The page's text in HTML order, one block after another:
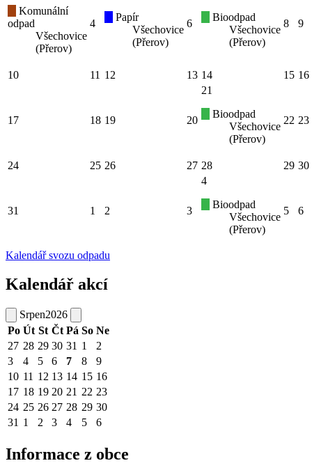
Komunální
odpad
Všechovice
(Přerov)
4
Papír
Všechovice
(Přerov)
6
Bioodpad
Všechovice
(Přerov)
8 9
10 11 12 13 14 15 16
17 18 19 20
21
Bioodpad
Všechovice
(Přerov)
22 23
24 25 26 27 28 29 30
31 1 2 3
4
Bioodpad
Všechovice
(Přerov)
5 6
Kalendář svozu odpadu
Kalendář akcí
Srpen2026
Po Út St Čt Pá So Ne
27 28 29 30 31 1
2
3
4 5 6 7 8
9
10 11 12 13 14 15 16
17 18 19 20 21 22 23
24 25 26 27 28 29 30
31 1 2 3 4 5 6
Informace z obce